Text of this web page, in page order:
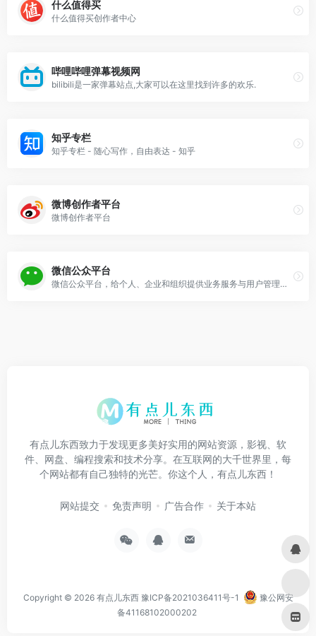
什么值得买
什么值得买创作者中心
哔哩哔哩弹幕视频网
bilibili是一家弹幕站点,大家可以在这里找到许多的欢乐.
知乎专栏
知乎专栏 - 随心写作，自由表达 - 知乎
微博创作者平台
微博创作者平台
微信公众平台
微信公众平台，给个人、企业和组织提供业务服务与用户管理能力的全新服务平台。
有点儿东西致力于发现更多美好实用的网站资源，影视、软
件、网盘、编程搜索和技术分享。在互联网的大千世界里，每
个网站都有自己独特的光芒。你这个人，有点儿东西！
网站提交 免责声明 广告合作 关于本站
Copyright © 2026 有点儿东西 豫ICP备2021036411号-1
豫公网安
备41168102000202